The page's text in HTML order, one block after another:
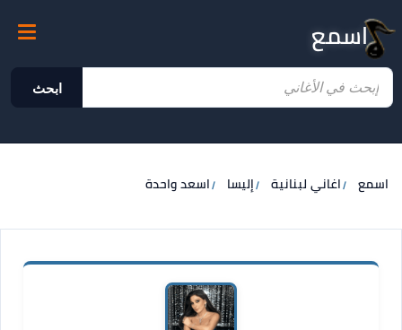
اسمع
ابحث
اسمع اغاني لبنانية إليسا اسعد واحدة